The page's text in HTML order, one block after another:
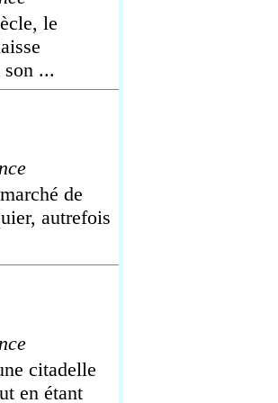
le
son ...
de
autrefois
citadelle
en étant